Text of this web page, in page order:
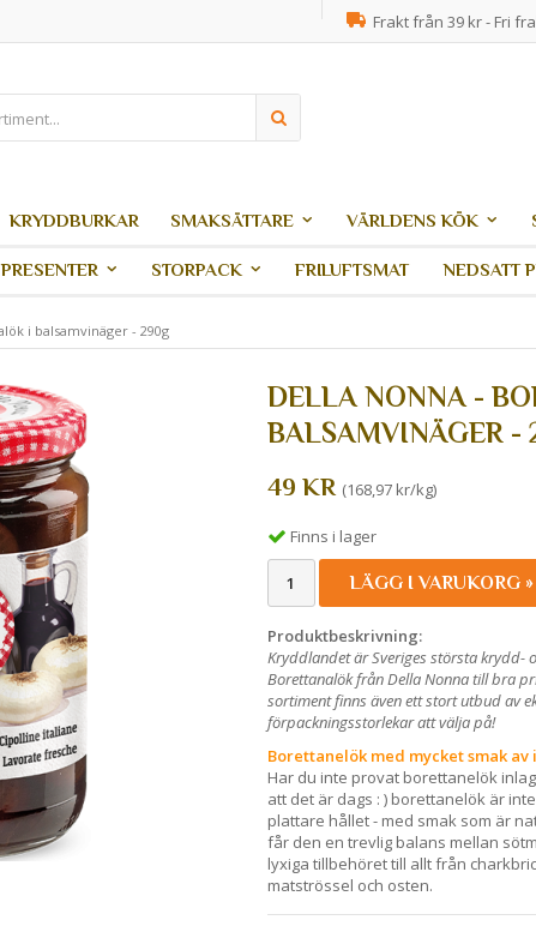
Frakt från 39 kr - Fri
KRYDDBURKAR SMAKSÄTTARE VÄRLDENS KÖK
PRESENTER STORPACK FRILUFTSMAT NEDSATT
i balsamvinäger - 290g
DELLA NONNA -
BALSAMVINÄGER -
49 KR (168,97 kr/kg)
Finns i lager
LÄGG I VARUKORG »
Produktbeskrivning:
Kryddlandet är Sveriges största krydd-
Borettanalök från Della Nonna till bra
sortiment finns även ett stort utbud av
förpackningsstorlekar att välja på!
Borettanelök med mycket smak
Har du inte provat borettanelök
att det är dags : ) borettanelök är
plattare hållet - med smak som är
får den en trevlig balans mellan
lyxiga tillbehöret till allt från
matströssel och osten.